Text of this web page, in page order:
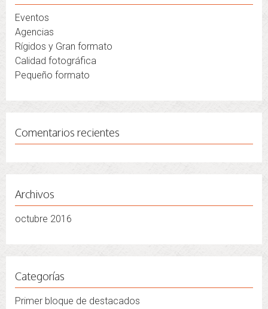
Eventos
Agencias
Rígidos y Gran formato
Calidad fotográfica
Pequeño formato
Comentarios recientes
Archivos
octubre 2016
Categorías
Primer bloque de destacados